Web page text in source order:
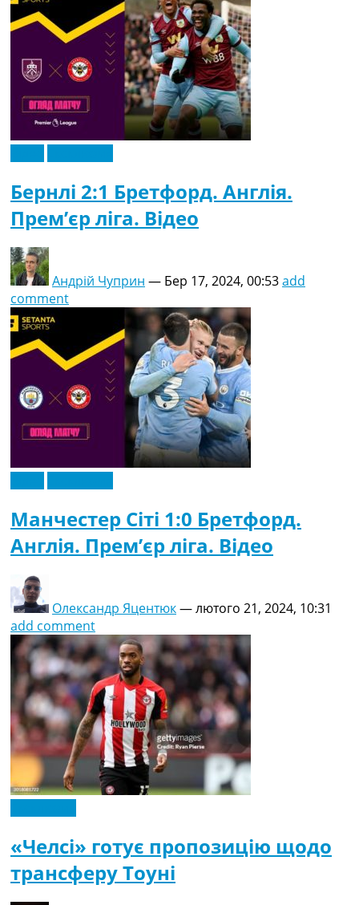
Бернлі 2:1 Бретфорд. Англія.
Прем’єр ліга. Відео
Андрій Чуприн — Бер 17, 2024, 00:53add
comment
Манчестер Сіті 1:0 Бретфорд.
Англія. Прем’єр ліга. Відео
Олександр Яцентюк—лютого 21, 2024, 10:31
add comment
«Челсі» готує пропозицію щодо
трансферу Тоуні